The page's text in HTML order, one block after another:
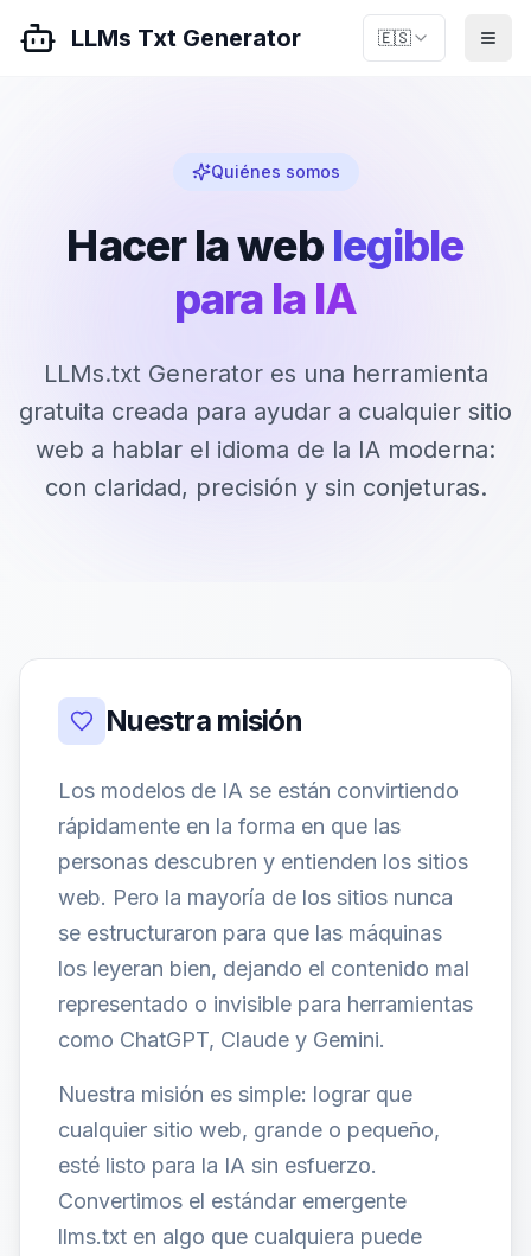
LLMs Txt Generator 🇪🇸
Quiénes somos
Hacer la web legible
para la IA
LLMs.txt Generator es una herramienta
gratuita creada para ayudar a cualquier sitio
web a hablar el idioma de la IA moderna:
con claridad, precisión y sin conjeturas.
Nuestra misión
Los modelos de IA se están convirtiendo
rápidamente en la forma en que las
personas descubren y entienden los sitios
web. Pero la mayoría de los sitios nunca
se estructuraron para que las máquinas
los leyeran bien, dejando el contenido mal
representado o invisible para herramientas
como ChatGPT, Claude y Gemini.
Nuestra misión es simple: lograr que
cualquier sitio web, grande o pequeño,
esté listo para la IA sin esfuerzo.
Convertimos el estándar emergente
llms.txt en algo que cualquiera puede